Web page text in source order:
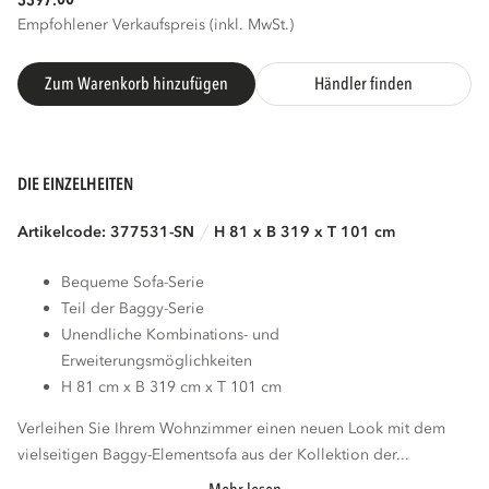
Empfohlener Verkaufspreis (inkl. MwSt.)
Zum Warenkorb hinzufügen Händler finden
DIE EINZELHEITEN
Artikelcode: 377531-SN H 81 x B 319 x T 101 cm
Bequeme Sofa-Serie
Teil der Baggy-Serie
Unendliche Kombinations- und
Erweiterungsmöglichkeiten
H 81 cm x B 319 cm x T 101 cm
Verleihen Sie Ihrem Wohnzimmer einen neuen Look mit dem
vielseitigen Baggy-Elementsofa aus der Kollektion der...